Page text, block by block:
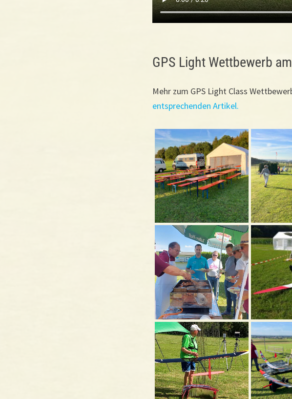
GPS Light Wettbewerb
Mehr zum GPS Light Class
entsprechenden Artikel.